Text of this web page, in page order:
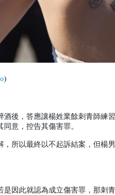
)
酒後，答應讓楊姓業餘刺青師練
意，控告其傷害罪。
所以最終以不起訴結案，但楊
因此就認為成立傷害罪，那刺